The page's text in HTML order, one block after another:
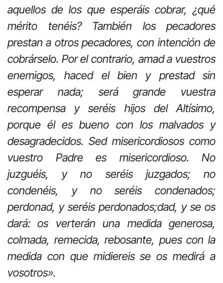
aquellos de los que esperáis cobrar, ¿qué
mérito tenéis? También los pecadores
prestan a otros pecadores, con intención de
cobrárselo. Por el contrario, amad a vuestros
enemigos, haced el bien y prestad sin
esperar nada; será grande vuestra
recompensa y seréis hijos del Altísimo,
porque él es bueno con los malvados y
desagradecidos. Sed misericordiosos como
vuestro Padre es misericordioso. No
juzguéis, y no seréis juzgados; no
condenéis, y no seréis condenados;
perdonad, y seréis perdonados;dad, y se os
dará: os verterán una medida generosa,
colmada, remecida, rebosante, pues con la
medida con que midiereis se os medirá a
vosotros».